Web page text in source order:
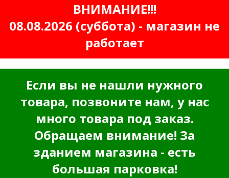
ВНИМАНИЕ!!!
08.08.2026 (суббота) - магазин не
работает
Если вы не нашли нужного
товара, позвоните нам, у нас
много товара под заказ.
Обращаем внимание! За
зданием магазина - есть
большая парковка!